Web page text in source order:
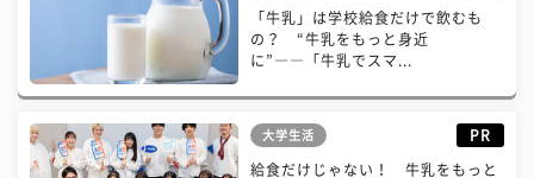
「牛乳」は学校給食だけで飲むも
の？ “牛乳をもっと身近
に”――「牛乳でスマ...
大学生活 PR
給食だけじゃない！ 牛乳をもっと